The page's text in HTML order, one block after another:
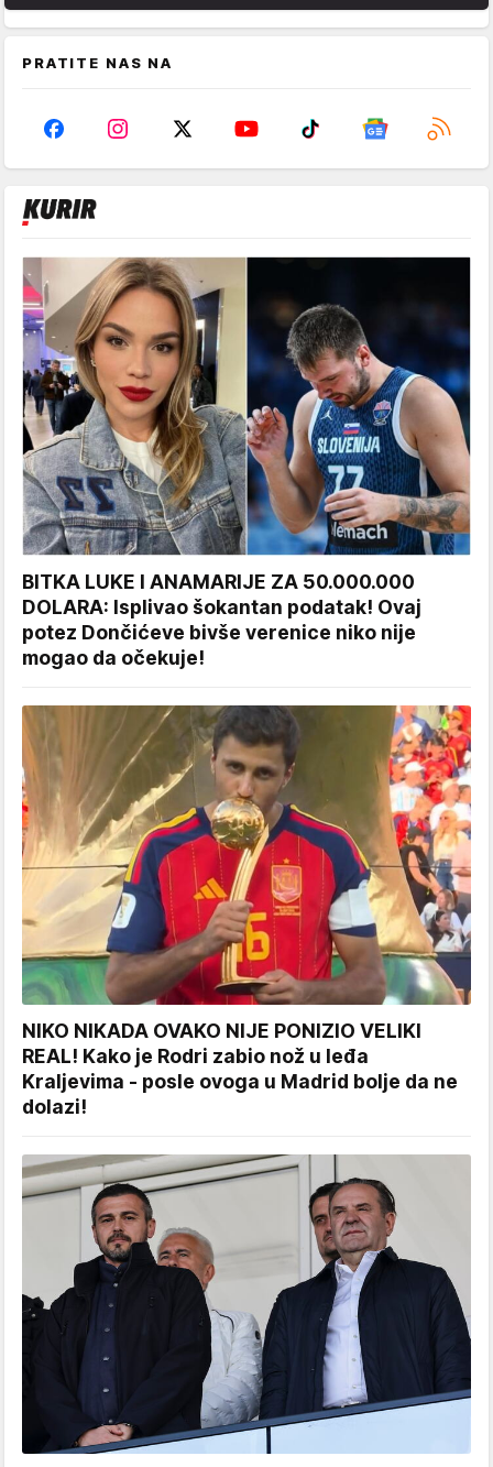
PRATITE NAS NA
BITKA LUKE I ANAMARIJE ZA 50.000.000
DOLARA: Isplivao šokantan podatak! Ovaj
potez Dončićeve bivše verenice niko nije
mogao da očekuje!
NIKO NIKADA OVAKO NIJE PONIZIO VELIKI
REAL! Kako je Rodri zabio nož u leđa
Kraljevima - posle ovoga u Madrid bolje da ne
dolazi!